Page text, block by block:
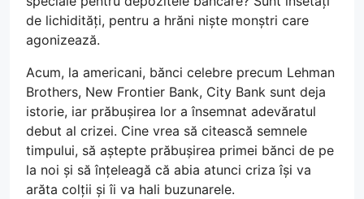
de lichidități, pentru a hrăni niște monștri care
agonizează.
Acum, la americani, bănci celebre precum Lehman
Brothers, New Frontier Bank, City Bank sunt deja
istorie, iar prăbușirea lor a însemnat adevăratul
debut al crizei. Cine vrea să citească semnele
timpului, să aștepte prăbușirea primei bănci de pe
la noi și să înțeleagă că abia atunci criza își va
arăta colții și îi va hali buzunarele.